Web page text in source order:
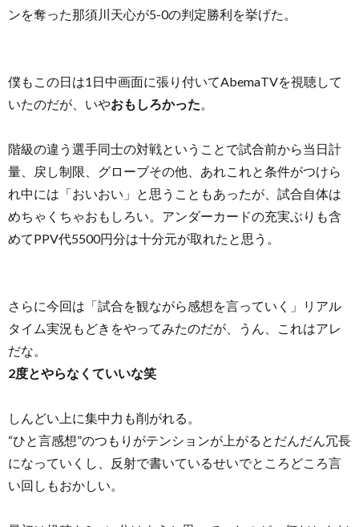
合
わ
ンを奪った那須川天心が5-0の判定勝利を挙げた。
僕もこの日は1日中画面に張り付いてAbemaTVを視聴して
いたのだが、いやおもしろかった
階級の違う選手同士の対戦ということで試合前から当日計
量、戻し制限、グローブその他、あれこれと条件がつけら
れ中には「おいおい」と思うこともあったが、試合自体は
めちゃくちゃおもしろい。アンダーカードの充実ぶりも含
めてPPV代5500円分は十分元が取れたと思う。
さらに今回は「試合を観ながら感想を言っていく」リアル
タイム実況もどきをやってみたのだが、うん、これはアレ
だな。
2度とやらなくていいな笑
しんどい上に集中力も削がれる。
“ひと言感想”のつもりがテンションが上がるとだんだん冗長
になっていくし、反射で書いているせいでところどころ言
い回しもおかしい。